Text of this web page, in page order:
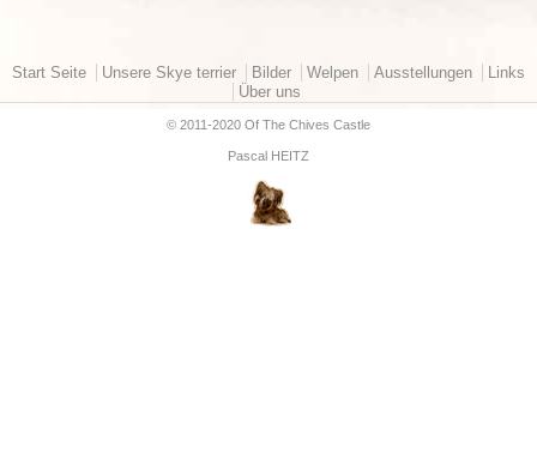
Hauptmenü
Start Seite Unsere Skye terrier Bilder Welpen Ausstellungen
Links
Über uns
© 2011-2020 Of The Chives Castle
Pascal HEITZ